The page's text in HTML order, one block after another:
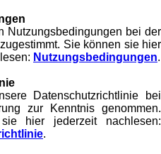
Nutzungsbedingungen bei der
Sie können sie hier
Nutzungsbedingungen.
Datenschutzrichtlinie bei
zur Kenntnis genommen.
hier jederzeit nachlesen:
.